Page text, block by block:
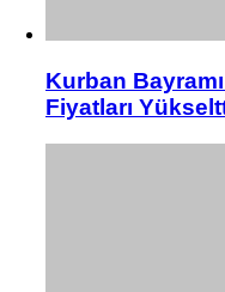
Kurban
Fiyatları